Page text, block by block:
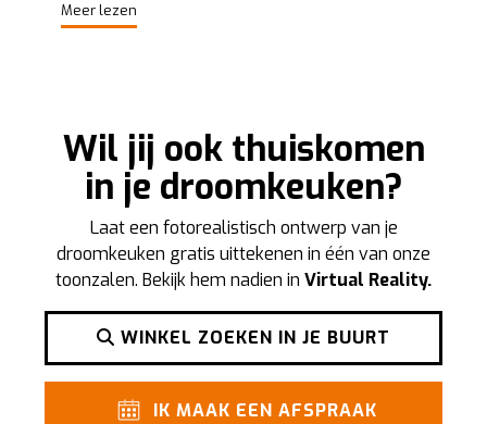
Meer lezen
Wil jij ook thuiskomen
in je droomkeuken?
Laat een fotorealistisch ontwerp van je
droomkeuken gratis uittekenen in één van onze
toonzalen. Bekijk hem nadien in Virtual Reality.
WINKEL ZOEKEN IN JE BUURT
IK MAAK EEN AFSPRAAK